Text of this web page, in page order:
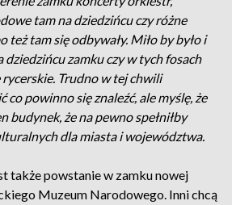
tam na dziedzińcu czy różne
tam się odbywały. Miło by było i
dziedzińcu zamku czy w tych fosach
Trudno w tej chwili
co powinno się znaleźć, ale myślę, że
budynek, że na pewno spełniłby
dla miasta i województwa.
także powstanie w zamku nowej
Muzeum Narodowego. Inni chcą